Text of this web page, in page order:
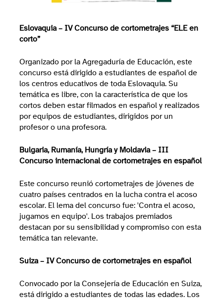
Eslovaquia – IV Concurso de cortometrajes “ELE en
corto”
Organizado por la Agregaduría de Educación, este
concurso está dirigido a estudiantes de español de
los centros educativos de toda Eslovaquia. Su
temática es libre, con la característica de que los
cortos deben estar filmados en español y realizados
por equipos de estudiantes, dirigidos por un
profesor o una profesora.
Bulgaria, Rumanía, Hungría y Moldavia – III
Concurso internacional de cortometrajes en español
Este concurso reunió cortometrajes de jóvenes de
cuatro países centrados en la lucha contra el acoso
escolar. El lema del concurso fue: 'Contra el acoso,
jugamos en equipo'. Los trabajos premiados
destacan por su sensibilidad y compromiso con esta
temática tan relevante.
Suiza – IV Concurso de cortometrajes en español
Convocado por la Consejería de Educación en Suiza,
está dirigido a estudiantes de todas las edades. Los